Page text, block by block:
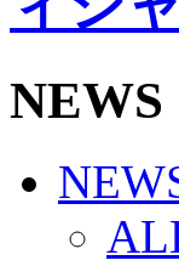
HOMEGAME
観戦ル
Jリーグ
写真・
SCHEDULE
2026/27
練習見
TICKET
奈良ク
NEWS